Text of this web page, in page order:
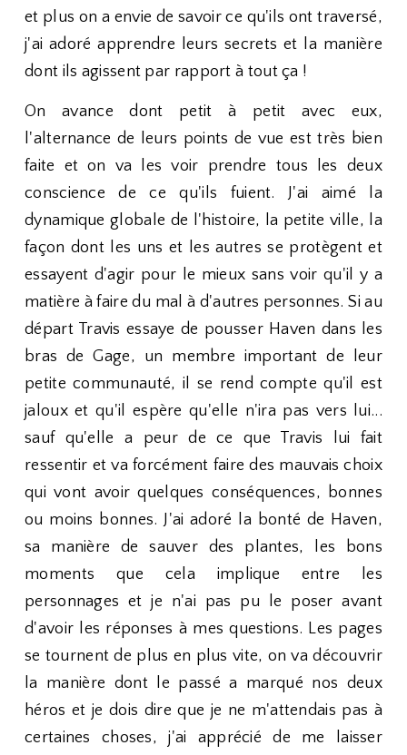
et plus on a envie de savoir ce qu'ils ont traversé,
j'ai adoré apprendre leurs secrets et la manière
dont ils agissent par rapport à tout ça !
On avance dont petit à petit avec eux,
l'alternance de leurs points de vue est très bien
faite et on va les voir prendre tous les deux
conscience de ce qu'ils fuient. J'ai aimé la
dynamique globale de l'histoire, la petite ville, la
façon dont les uns et les autres se protègent et
essayent d'agir pour le mieux sans voir qu'il y a
matière à faire du mal à d'autres personnes. Si au
départ Travis essaye de pousser Haven dans les
bras de Gage, un membre important de leur
petite communauté, il se rend compte qu'il est
jaloux et qu'il espère qu'elle n'ira pas vers lui...
sauf qu'elle a peur de ce que Travis lui fait
ressentir et va forcément faire des mauvais choix
qui vont avoir quelques conséquences, bonnes
ou moins bonnes. J'ai adoré la bonté de Haven,
sa manière de sauver des plantes, les bons
moments que cela implique entre les
personnages et je n'ai pas pu le poser avant
d'avoir les réponses à mes questions. Les pages
se tournent de plus en plus vite, on va découvrir
la manière dont le passé a marqué nos deux
héros et je dois dire que je ne m'attendais pas à
certaines choses, j'ai apprécié de me laisser